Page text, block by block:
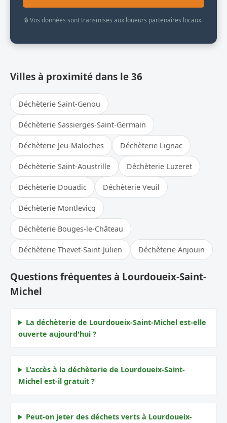
🔒 Vos données sont transmises aux loueurs partenaires locaux.
Villes à proximité dans le 36
Déchèterie Saint-Genou
Déchèterie Sassierges-Saint-Germain
Déchèterie Jeu-Maloches Déchèterie Lignac
Déchèterie Saint-Aoustrille Déchèterie Luzeret
Déchèterie Douadic Déchèterie Veuil
Déchèterie Montlevicq
Déchèterie Bouges-le-Château
Déchèterie Thevet-Saint-Julien Déchèterie Anjouin
Questions fréquentes à Lourdoueix-Saint-
Michel
La déchèterie de Lourdoueix-Saint-Michel est-elle
ouverte aujourd'hui ?
L'accès à la déchèterie de Lourdoueix-Saint-
Michel est-il gratuit ?
Peut-on jeter des déchets verts à Lourdoueix-